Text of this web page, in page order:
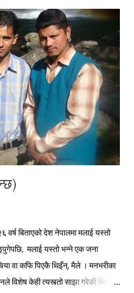
थिए, जहिले म कविताहरू लेख्ने गर्थेँ
बस्नु भनेर आव्हान हुने गर्थे । अहिले म
परिस्थितीलाई पचाउने प्रयत्न गर्दै...
बिताएको देश नेपालमा मलाई यस्तो
मलाई यस्तो भन्ने एक जना
वा कफि पिएकै थिइँन्, मैले । मनभरीका
केही त्यस्त्तो साझा गरेकी थिइन्